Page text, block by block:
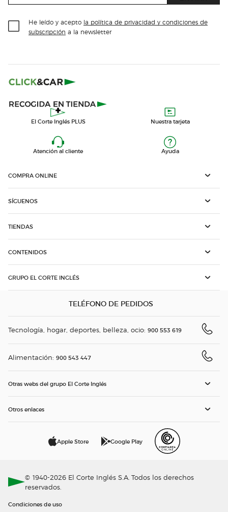
He leído y acepto la política de privacidad y condiciones de
subscripción a la newsletter
El Corte Inglés PLUS Nuestra tarjeta
Atención al cliente Ayuda
COMPRA ONLINE
SÍGUENOS
TIENDAS
CONTENIDOS
GRUPO EL CORTE INGLÉS
TELÉFONO DE PEDIDOS
Tecnología, hogar, deportes, belleza, ocio: 900 553 619
Alimentación: 900 543 447
Otras webs del grupo El Corte Inglés
Otros enlaces
Apple Store Google Play
© 1940-2026 El Corte Inglés S.A. Todos los derechos
reservados.
Condiciones de uso